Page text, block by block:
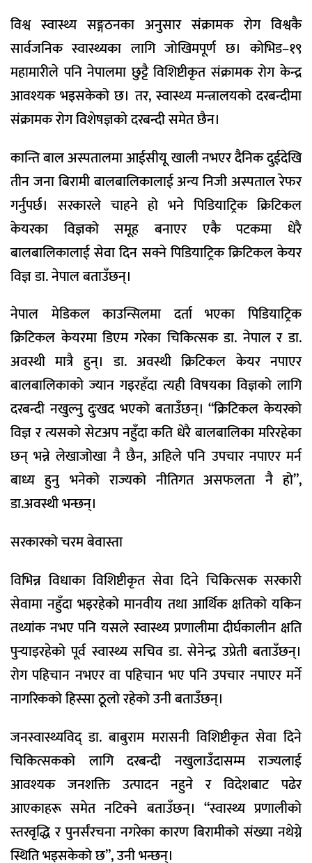
विश्व स्वास्थ्य सङ्गठनका अनुसार संक्रामक रोग विश्वकै
सार्वजनिक स्वास्थ्यका लागि जोखिमपूर्ण छ। कोभिड–१९
महामारीले पनि नेपालमा छुट्टै विशिष्टीकृत संक्रामक रोग केन्द्र
आवश्यक भइसकेको छ। तर, स्वास्थ्य मन्त्रालयको दरबन्दीमा
संक्रामक रोग विशेषज्ञको दरबन्दी समेत छैन।
कान्ति बाल अस्पतालमा आईसीयू खाली नभएर दैनिक दुईदेखि
तीन जना बिरामी बालबालिकालाई अन्य निजी अस्पताल रेफर
गर्नुपर्छ। सरकारले चाहने हो भने पिडियाट्रिक क्रिटिकल
केयरका विज्ञको समूह बनाएर एकै पटकमा धेरै
बालबालिकालाई सेवा दिन सक्ने पिडियाट्रिक क्रिटिकल केयर
विज्ञ डा. नेपाल बताउँछन्।
नेपाल मेडिकल काउन्सिलमा दर्ता भएका पिडियाट्रिक
क्रिटिकल केयरमा डिएम गरेका चिकित्सक डा. नेपाल र डा.
अवस्थी मात्रै हुन्। डा. अवस्थी क्रिटिकल केयर नपाएर
बालबालिकाको ज्यान गइरहँदा त्यही विषयका विज्ञको लागि
दरबन्दी नखुल्नु दुःखद भएको बताउँछन्। “क्रिटिकल केयरको
विज्ञ र त्यसको सेटअप नहुँदा कति धेरै बालबालिका मरिरहेका
छन् भन्ने लेखाजोखा नै छैन, अहिले पनि उपचार नपाएर मर्न
बाध्य हुनु भनेको राज्यको नीतिगत असफलता नै हो”,
डा.अवस्थी भन्छन्।
सरकारको चरम बेवास्ता
विभिन्न विधाका विशिष्टीकृत सेवा दिने चिकित्सक सरकारी
सेवामा नहुँदा भइरहेको मानवीय तथा आर्थिक क्षतिको यकिन
तथ्यांक नभए पनि यसले स्वास्थ्य प्रणालीमा दीर्घकालीन क्षति
पुर्‍याइरहेको पूर्व स्वास्थ्य सचिव डा. सेनेन्द्र उप्रेती बताउँछन्।
रोग पहिचान नभएर वा पहिचान भए पनि उपचार नपाएर मर्ने
नागरिकको हिस्सा ठूलो रहेको उनी बताउँछन्।
जनस्वास्थ्यविद् डा. बाबुराम मरासनी विशिष्टीकृत सेवा दिने
चिकित्सकको लागि दरबन्दी नखुलाउँदासम्म राज्यलाई
आवश्यक जनशक्ति उत्पादन नहुने र विदेशबाट पढेर
आएकाहरू समेत नटिक्ने बताउँछन्। “स्वास्थ्य प्रणालीको
स्तरवृद्धि र पुनर्संरचना नगरेका कारण बिरामीको संख्या नथेग्ने
स्थिति भइसकेको छ”, उनी भन्छन्।